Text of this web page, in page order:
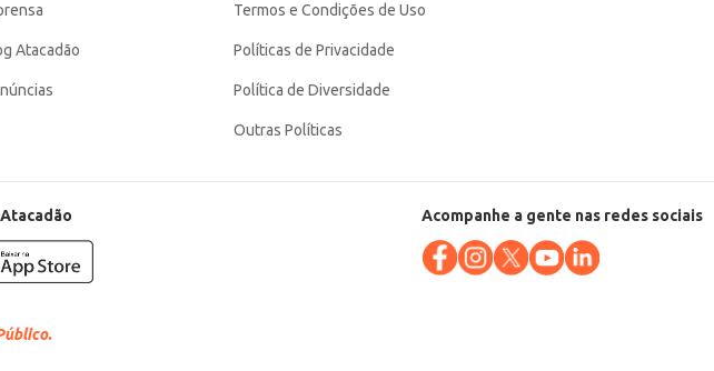
Atacadão
Termos e Condições de Uso
Políticas de Privacidade
Política de Diversidade
Outras Políticas
Acompanhe a gente nas redes sociais